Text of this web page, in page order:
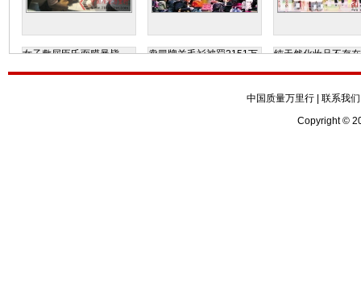
女子敷屈臣氏面膜暴毙 卖冒牌羊毛衫被罚2151万 纯天然化妆品不存在
中国质量万里行| 联系我们
Copyright ©